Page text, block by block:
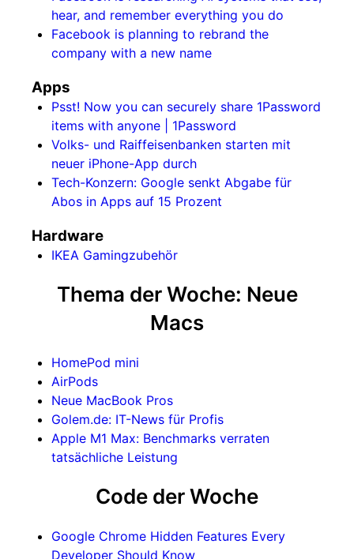
hear, and remember everything you do
Facebook is planning to rebrand the
company with a new name
Apps
Psst! Now you can securely share 1Password
items with anyone | 1Password
Volks- und Raiffeisenbanken starten mit
neuer iPhone-App durch
Tech-Konzern: Google senkt Abgabe für
Abos in Apps auf 15 Prozent
Hardware
IKEA Gamingzubehör
Thema der Woche: Neue
Macs
HomePod mini
AirPods
Neue MacBook Pros
Golem.de: IT-News für Profis
Apple M1 Max: Benchmarks verraten
tatsächliche Leistung
Code der Woche
Google Chrome Hidden Features Every
Developer Should Know